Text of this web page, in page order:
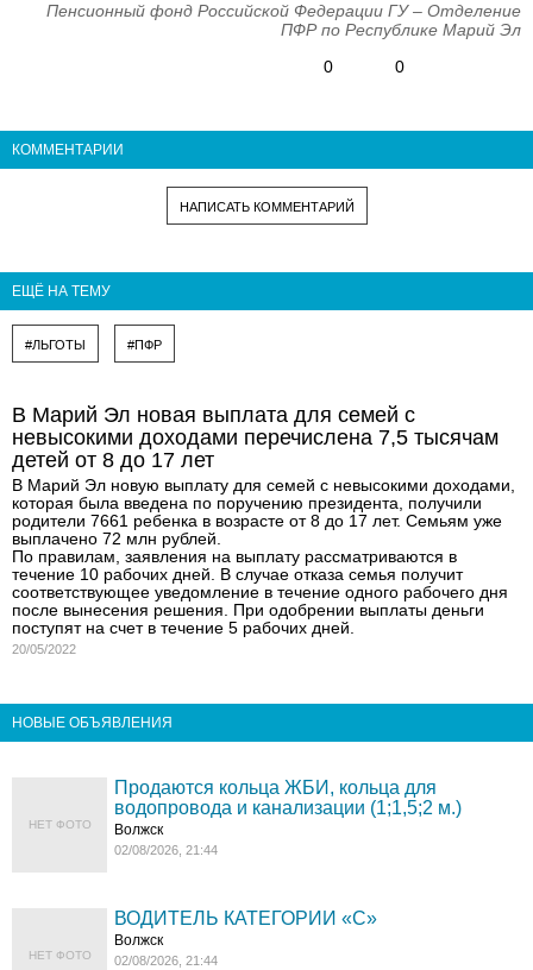
Пенсионный фонд Российской Федерации ГУ – Отделение
ПФР по Республике Марий Эл
0
0
КОММЕНТАРИИ
НАПИСАТЬ КОММЕНТАРИЙ
ЕЩЁ НА ТЕМУ
#ЛЬГОТЫ #ПФР
В Марий Эл новая выплата для семей с
невысокими доходами перечислена 7,5 тысячам
детей от 8 до 17 лет
В Марий Эл новую выплату для семей с невысокими доходами,
которая была введена по поручению президента, получили
родители 7661 ребенка в возрасте от 8 до 17 лет. Семьям уже
выплачено 72 млн рублей.
По правилам, заявления на выплату рассматриваются в
течение 10 рабочих дней. В случае отказа семья получит
соответствующее уведомление в течение одного рабочего дня
после вынесения решения. При одобрении выплаты деньги
поступят на счет в течение 5 рабочих дней.
20/05/2022
НОВЫЕ ОБЪЯВЛЕНИЯ
НЕТ ФОТО
Продаются кольца ЖБИ, кольца для
водопровода и канализации (1;1,5;2 м.)
Волжск
02/08/2026, 21:44
НЕТ ФОТО
ВОДИТЕЛЬ КАТЕГОРИИ «C»
Волжск
02/08/2026, 21:44